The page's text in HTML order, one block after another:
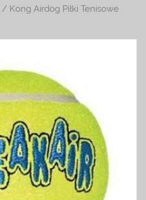
/ Kong Airdog Piłki Tenisowe